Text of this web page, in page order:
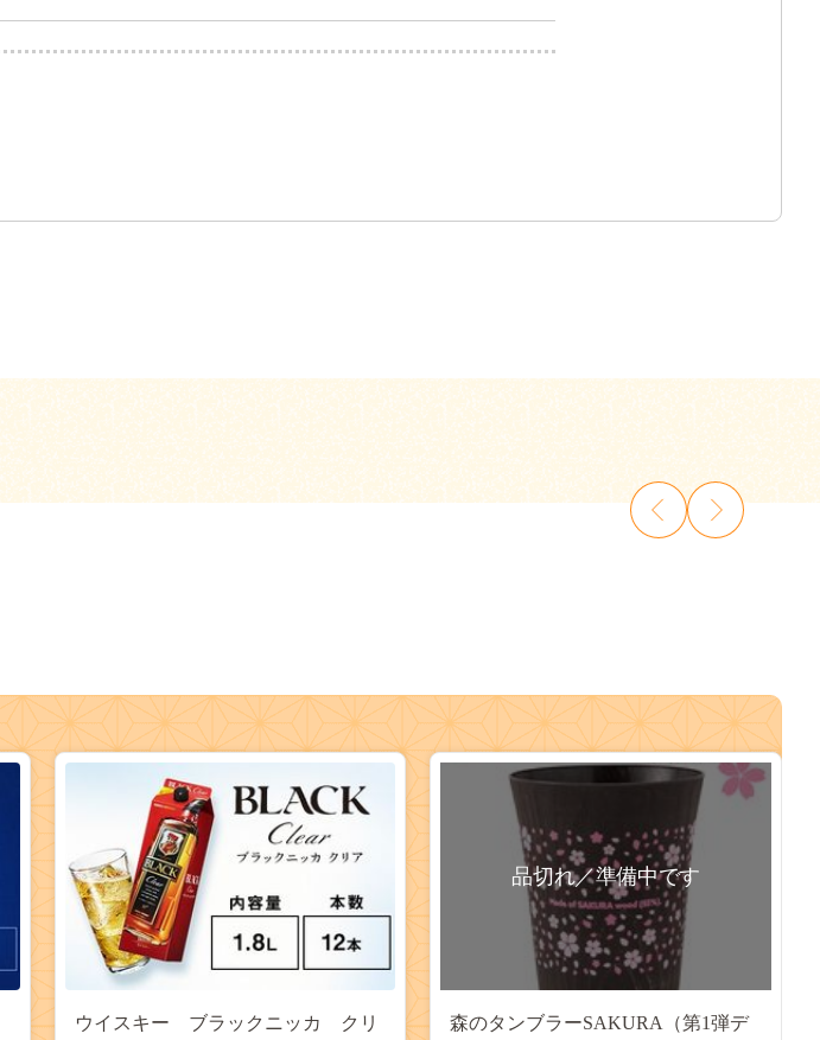
ウイスキー ブラックニッカ クリ
品切れ／準備中です
森のタンブラーSAKURA（第1弾デ